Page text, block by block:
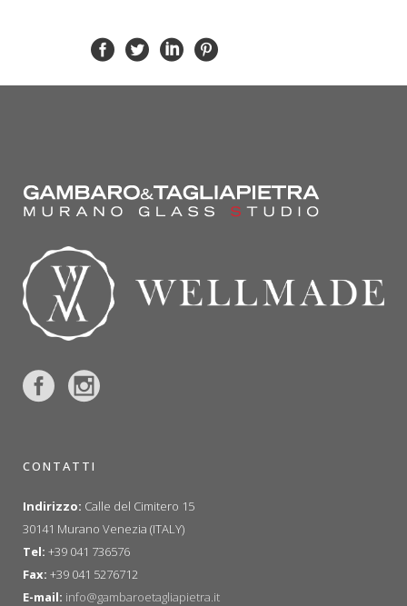
CONTATTI
Indirizzo: Calle del Cimitero 15
30141 Murano Venezia (ITALY)
Tel: +39 041 736576
Fax: +39 041 5276712
E-mail: info@gambaroetagliapietra.it